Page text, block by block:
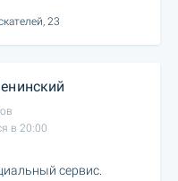
23
в 20:00
сервис.